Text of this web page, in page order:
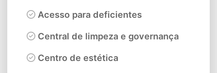
Acesso para deficientes
Central de limpeza e governança
Centro de estética